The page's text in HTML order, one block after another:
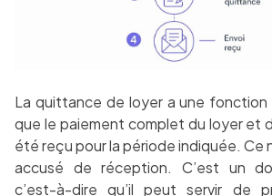
La quittance de loyer a une
que le paiement complet du loyer et
été reçu pour la période indiquée. Ce
accusé de réception. C’est un
c’est-à-dire qu’il peut servir de